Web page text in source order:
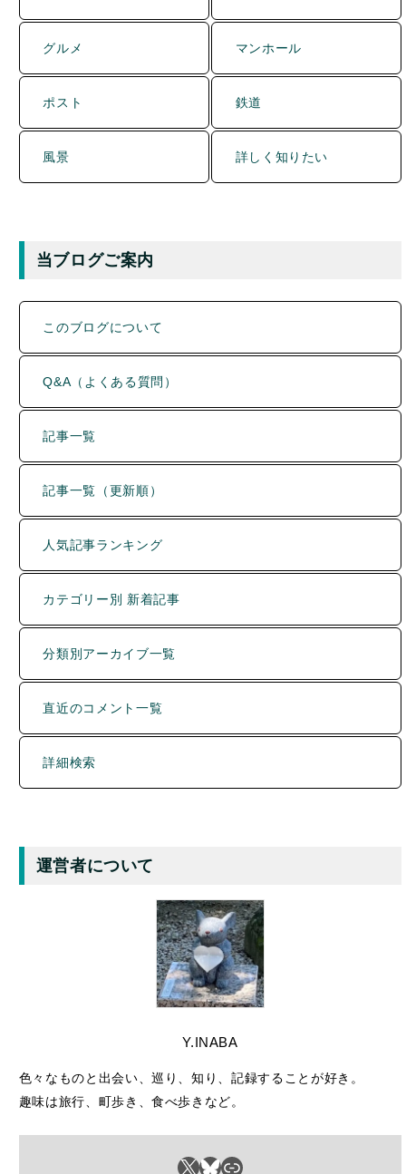
ポスト 鉄道
風景 詳しく知りたい
このブログについて
Q&A（よくある質問）
記事一覧
記事一覧（更新順）
人気記事ランキング
カテゴリー別 新着記事
分類別アーカイブ一覧
直近のコメント一覧
詳細検索
Y.INABA
趣味は旅行、町歩き、食べ歩きなど。
X Bluesky リンク